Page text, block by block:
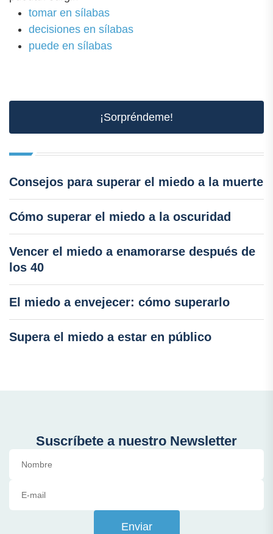
tomar en sílabas
decisiones en sílabas
puede en sílabas
¡Sorpréndeme!
Consejos para superar el miedo a la muerte
Cómo superar el miedo a la oscuridad
Vencer el miedo a enamorarse después de
los 40
El miedo a envejecer: cómo superarlo
Supera el miedo a estar en público
Suscríbete a nuestro Newsletter
Enviar